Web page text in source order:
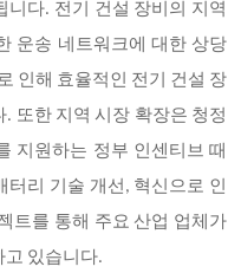
니다. 전기 건설 장비의 지역
운송 네트워크에 대한 상당
인해 효율적인 전기 건설 장
또한 지역 시장 확장은 청정
지원하는 정부 인센티브 때
터리 기술 개선, 혁신으로 인
트를 통해 주요 산업 업체가
고 있습니다.